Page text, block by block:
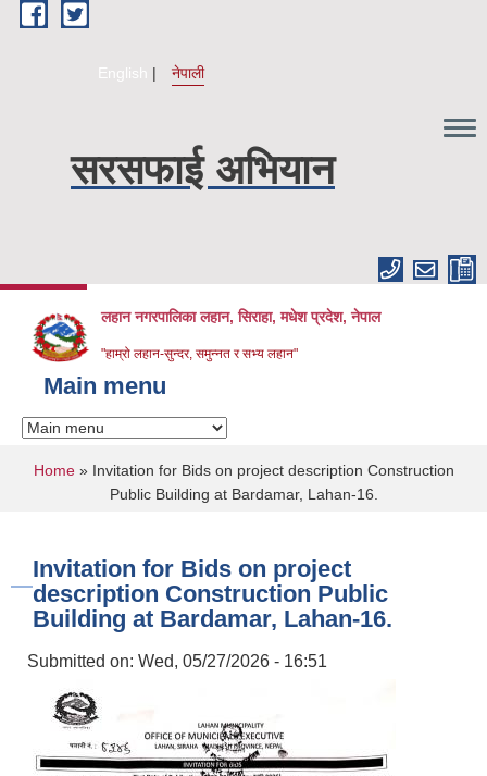
Skip to main content
English नेपाली
सरसफाई अभियान
लहान नगरपालिका लहान, सिराहा, मधेश प्रदेश, नेपाल
"हाम्रो लहान-सुन्दर, समुन्नत र सभ्य लहान"
Main menu
You are here
Home» Invitation for Bids on project description Construction
Public Building at Bardamar, Lahan-16.
Invitation for Bids on project
description Construction Public
Building at Bardamar, Lahan-16.
Submitted on: Wed, 05/27/2026 - 16:51